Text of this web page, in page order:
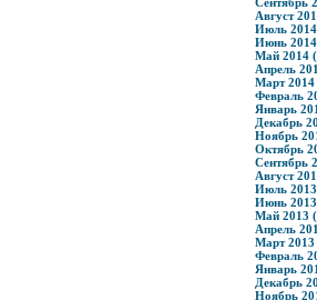
Август
Июль
Июнь
Май 2014
Апрель
Март 2014
Февраль
Январь
Декабрь
Ноябрь
Октябрь
Сентябрь
Август
Июль
Июнь
Май 2013
Апрель
Март 2013
Февраль
Январь
Декабрь
Ноябрь